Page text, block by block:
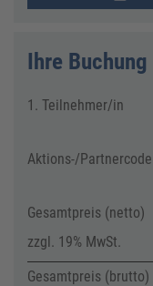
Ihre Buchung
1. Teilnehmer/in
Aktions-/Partnercode
Gesamtpreis (netto)
zzgl. 19% MwSt.
Gesamtpreis (brutto)